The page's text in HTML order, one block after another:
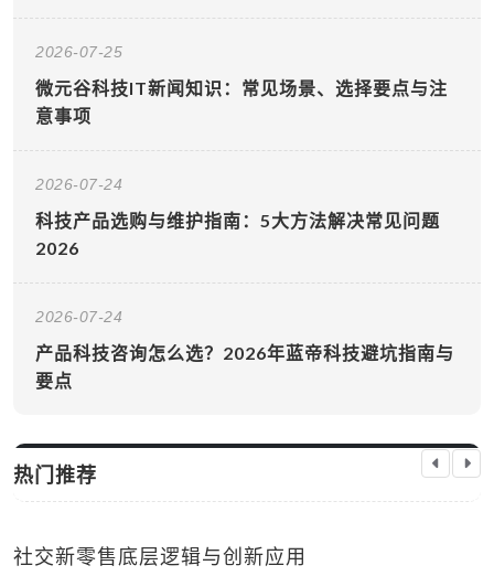
2026-07-25
微元谷科技IT新闻知识：常见场景、选择要点与注
意事项
2026-07-24
科技产品选购与维护指南：5大方法解决常见问题
2026
2026-07-24
产品科技咨询怎么选？2026年蓝帝科技避坑指南与
要点
热门推荐
科技资讯
社交新零售底层逻辑与创新应用